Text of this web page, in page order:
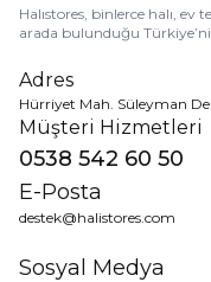
Halıstores, binlerce halı,
arada bulunduğu
Adres
Hürriyet Mah. Süleyman
Müşteri Hizmetleri
0538 542 60 50
E-Posta
destek@halistores.com
Sosyal Medya